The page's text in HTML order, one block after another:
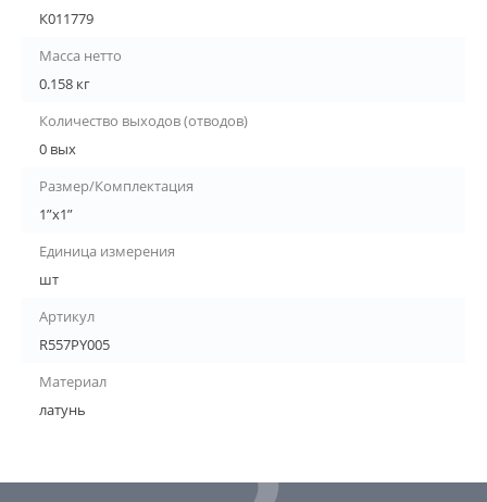
К011779
Масса нетто
0.158 кг
Количество выходов (отводов)
0 вых
Размер/Комплектация
1”x1”
Единица измерения
шт
Артикул
R557PY005
Материал
латунь